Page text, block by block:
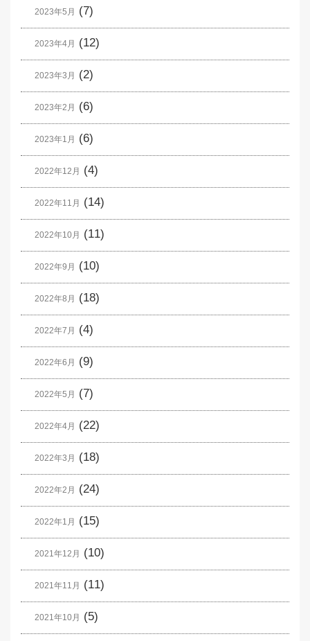
2023年5月 (7)
2023年4月 (12)
2023年3月 (2)
2023年2月 (6)
2023年1月 (6)
2022年12月 (4)
2022年11月 (14)
2022年10月 (11)
2022年9月 (10)
2022年8月 (18)
2022年7月 (4)
2022年6月 (9)
2022年5月 (7)
2022年4月 (22)
2022年3月 (18)
2022年2月 (24)
2022年1月 (15)
2021年12月 (10)
2021年11月 (11)
2021年10月 (5)